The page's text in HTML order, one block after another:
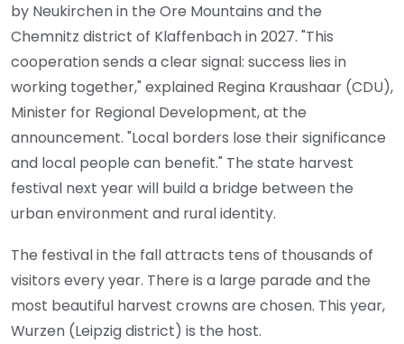
by Neukirchen in the Ore Mountains and the
Chemnitz district of Klaffenbach in 2027. "This
cooperation sends a clear signal: success lies in
working together," explained Regina Kraushaar (CDU),
Minister for Regional Development, at the
announcement. "Local borders lose their significance
and local people can benefit." The state harvest
festival next year will build a bridge between the
urban environment and rural identity.
The festival in the fall attracts tens of thousands of
visitors every year. There is a large parade and the
most beautiful harvest crowns are chosen. This year,
Wurzen (Leipzig district) is the host.